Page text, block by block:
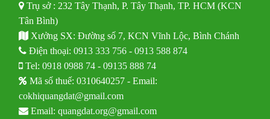
Trụ sở : 232 Tây Thạnh, P. Tây Thạnh, TP. HCM (KCN
Tân Bình)
Xưởng SX: Đường số 7, KCN Vĩnh Lộc, Bình Chánh
Điện thoại:0913 333 756 -0913 588 874
Tel:0918 0988 74 -09135 888 74
Mã số thuế: 0310640257 - Email:
cokhiquangdat@gmail.com
Email:quangdat.org@gmail.com